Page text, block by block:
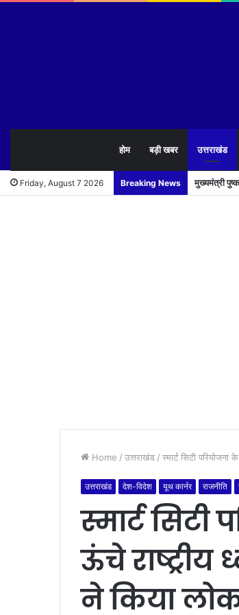
होम बड़ी खबर उत्तराखंड
Friday, August 7 2026 Breaking News मुख्यमंत्री
Home / उत्तराखंड / स्मार्ट सिटी
उत्तराखंड देश-विदेश यूथ कार्नर राजनीति
स्मार्ट
ऊंचे
ने किया